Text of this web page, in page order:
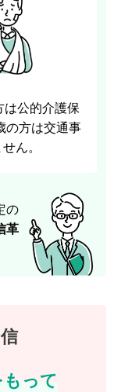
は公的介護保
の方は交通事
ん。
の
革
って